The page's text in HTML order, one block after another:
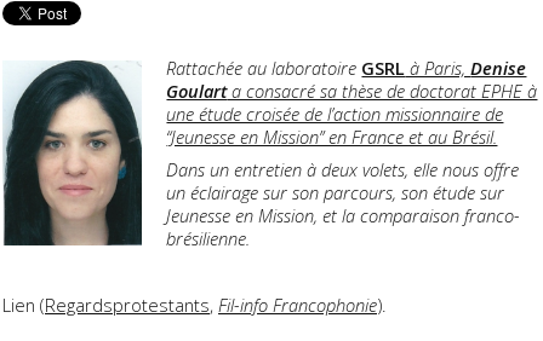
Rattachée au laboratoire GSRL à Paris,Denise
Goularta consacré sa thèse de doctorat EPHE à
une étude croisée de l’action missionnaire de
“Jeunesse en Mission” en France et au Brésil.
Dans un entretien à deux volets, elle nous offre
un éclairage sur son parcours, son étude sur
Jeunesse en Mission, et la comparaison franco-
brésilienne.
Lien (Regardsprotestants, Fil-info Francophonie).